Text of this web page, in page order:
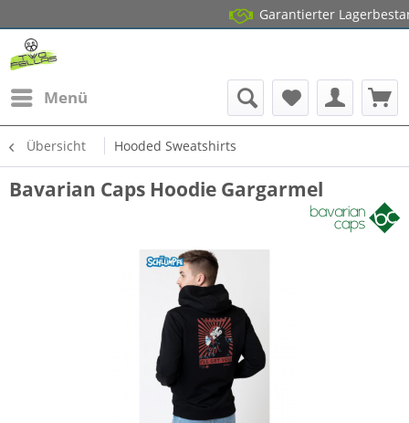
Garantierter Lagerbestand*
Menü
Übersicht Hooded Sweatshirts
Bavarian Caps Hoodie Gargarmel